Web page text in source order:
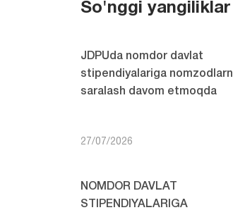
So'nggi yangiliklar
JDPUda nomdor davlat
stipendiyalariga nomzodlarni
saralash davom etmoqda
27/07/2026
NOMDOR DAVLAT
STIPENDIYALARIGA